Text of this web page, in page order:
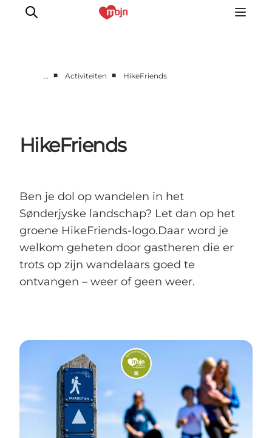
Events
Accommodaties
Booking
… ■ Activiteiten ■ HikeFriends
HikeFriends
Ben je dol op wandelen in het
Sønderjyske landschap? Let dan op het
groene HikeFriends-logo.Daar word je
welkom geheten door gastheren die er
trots op zijn wandelaars goed te
ontvangen – weer of geen weer.